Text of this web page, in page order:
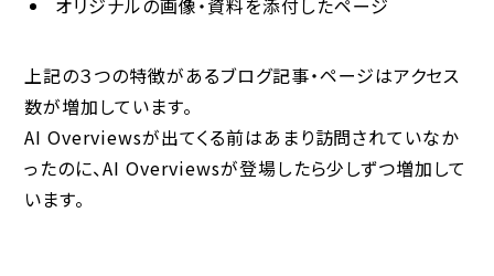
オリジナルの画像・資料を添付したページ
上記の３つの特徴があるブログ記事・ページはアクセス
数が増加しています。
AI Overviewsが出てくる前はあまり訪問されていなか
ったのに、AI Overviewsが登場したら少しずつ増加して
います。